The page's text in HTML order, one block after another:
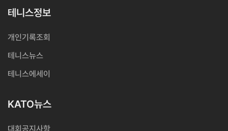
테니스정보
개인기록조회
테니스뉴스
테니스에세이
KATO뉴스
대회공지사항